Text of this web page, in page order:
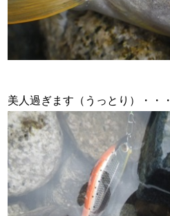
美人過ぎます（うっとり）・・・